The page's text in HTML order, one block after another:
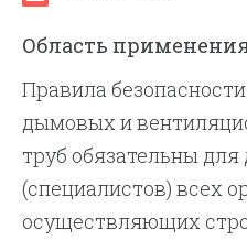
Область
Правила
дымовых и
труб обязательны
(специалистов) всех
осуществляющих